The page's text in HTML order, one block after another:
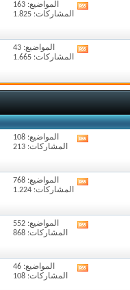
مشاهدة
تغذيات
المنتدى
المواضيع: 163
المشاركات: 1.825
مشاهدة
تغذيات
المنتدى
المواضيع: 43
المشاركات: 1.665
مشاهدة
تغذيات
المنتدى
المواضيع: 108
المشاركات: 213
مشاهدة
تغذيات
المنتدى
المواضيع: 768
المشاركات: 1.224
مشاهدة
تغذيات
المنتدى
المواضيع: 552
المشاركات: 868
مشاهدة
تغذيات
المواضيع: 46
المشاركات: 108